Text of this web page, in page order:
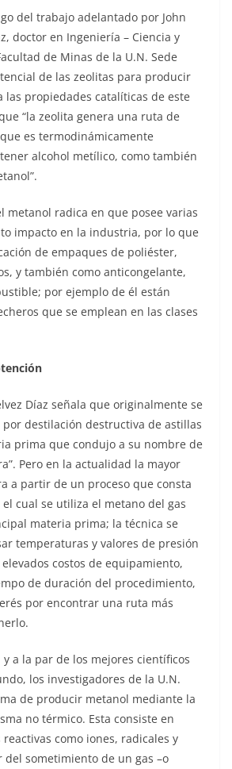
del trabajo adelantado por John
doctor en Ingeniería – Ciencia y
de Minas de la U.N. Sede
de las zeolitas para producir
las propiedades catalíticas de este
“la zeolita genera una ruta de
es termodinámicamente
alcohol metílico, como también
metanol radica en que posee varias
impacto en la industria, por lo que
de empaques de poliéster,
y también como anticongelante,
por ejemplo de él están
que se emplean en las clases
Díaz señala que originalmente se
destilación destructiva de astillas
prima que condujo a su nombre de
Pero en la actualidad la mayor
a partir de un proceso que consta
cual se utiliza el metano del gas
materia prima; la técnica se
temperaturas y valores de presión
costos de equipamiento,
de duración del procedimiento,
por encontrar una ruta más
y a la par de los mejores científicos
los investigadores de la U.N.
de producir metanol mediante la
no térmico. Esta consiste en
como iones, radicales y
del sometimiento de un gas –o